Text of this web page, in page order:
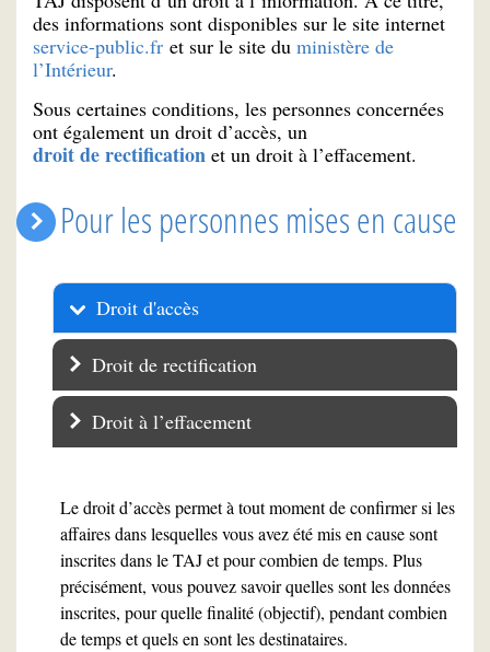
des informations sont disponibles sur le site internet
service-public.fr et sur le site du ministère de
l’Intérieur.
Sous certaines conditions, les personnes concernées
ont également un droit d’accès, un
droit de rectification et un droit à l’effacement.
Pour les personnes mises en cause
Droit d'accès
Droit de rectification
Droit à l’effacement
Le droit d’accès permet à tout moment de confirmer si les
affaires dans lesquelles vous avez été mis en cause sont
inscrites dans le TAJ et pour combien de temps. Plus
précisément, vous pouvez savoir quelles sont les données
inscrites, pour quelle finalité (objectif), pendant combien
de temps et quels en sont les destinataires.